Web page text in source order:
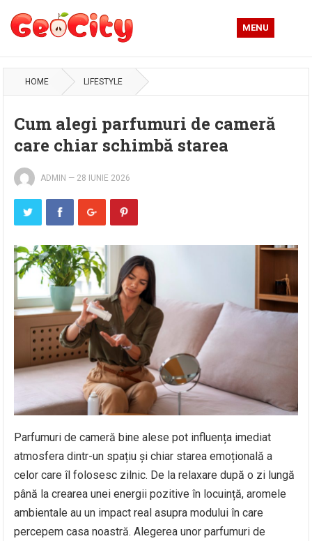
MENU
HOME LIFESTYLE
Cum alegi parfumuri de cameră
care chiar schimbă starea
ADMIN — 28 IUNIE 2026
Parfumuri de cameră bine alese pot influența imediat
atmosfera dintr-un spațiu și chiar starea emoțională a
celor care îl folosesc zilnic. De la relaxare după o zi lungă
până la crearea unei energii pozitive în locuință, aromele
ambientale au un impact real asupra modului în care
percepem casa noastră. Alegerea unor parfumuri de